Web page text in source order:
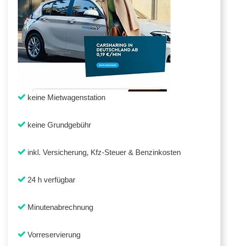
keine Mietwagenstation
keine Grundgebühr
inkl. Versicherung, Kfz-Steuer & Benzinkosten
24 h verfügbar
Minutenabrechnung
Vorreservierung